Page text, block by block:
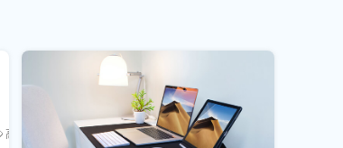
高质量粉丝获取